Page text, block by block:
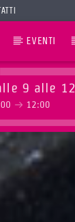
EVENTI
9 alle 12
12:00